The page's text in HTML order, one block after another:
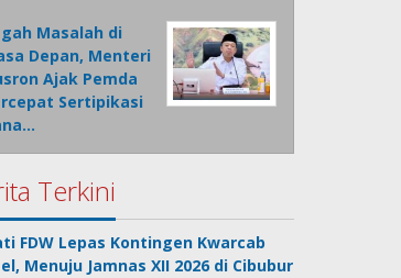
Masalah di
Depan, Menteri
Ajak Pemda
Sertipikasi
Terkini
FDW Lepas Kontingen Kwarcab
Menuju Jamnas XII 2026 di Cibubur